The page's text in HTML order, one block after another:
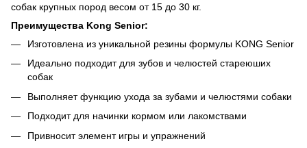
собак крупных пород весом от 15 до 30 кг.
Преимущества Kong Senior:
Изготовлена из уникальной резины формулы KONG Senior
Идеально подходит для зубов и челюстей стареюших
собак
Выполняет функцию ухода за зубами и челюстями собаки
Подходит для начинки кормом или лакомствами
Привносит элемент игры и упражнений